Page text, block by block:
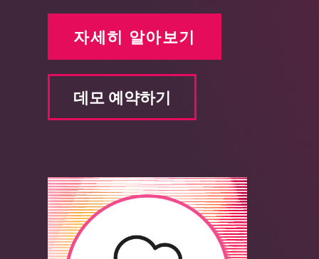
자세히 알아보기
데모 예약하기